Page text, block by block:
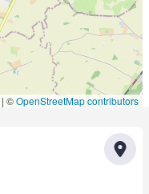
| ©OpenStreetMap contributors